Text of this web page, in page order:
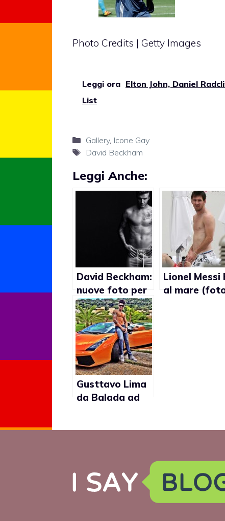
Photo Credits | Getty Images
Leggi ora Elton John, Daniel
List
Categorie
Gallery, Icone Gay
Tag
David Beckham
Leggi Anche:
David Beckham:
nuove foto per
H&M (Gallery)
Lionel Messi
al mare
Gusttavo Lima
da Balada ad